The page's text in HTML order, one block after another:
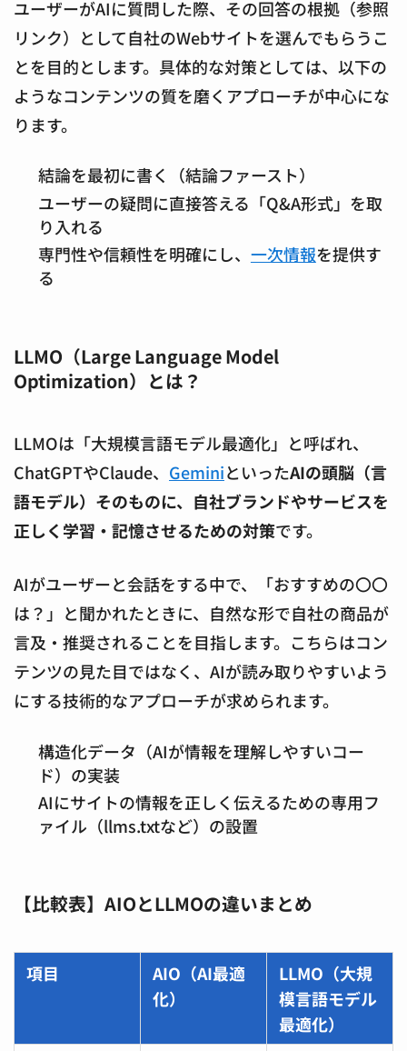
ユーザーがAIに質問した際、その回答の根拠（参照
リンク）として自社のWebサイトを選んでもらうこ
とを目的とします。具体的な対策としては、以下の
ようなコンテンツの質を磨くアプローチが中心にな
ります。
結論を最初に書く（結論ファースト）
ユーザーの疑問に直接答える「Q&A形式」を取
り入れる
専門性や信頼性を明確にし、 一次情報を提供す
る
LLMO（Large Language Model
Optimization）とは？
LLMOは「大規模言語モデル最適化」と呼ばれ、
ChatGPTやClaude、 GeminiといったAIの頭脳（言
語モデル）そのものに、自社ブランドやサービスを
正しく学習・記憶させるための対策です。
AIがユーザーと会話をする中で、「おすすめの〇〇
は？」と聞かれたときに、自然な形で自社の商品が
言及・推奨されることを目指します。こちらはコン
テンツの見た目ではなく、AIが読み取りやすいよう
にする技術的なアプローチが求められます。
構造化データ（AIが情報を理解しやすいコー
ド）の実装
AIにサイトの情報を正しく伝えるための専用フ
ァイル（llms.txtなど）の設置
【比較表】AIOとLLMOの違いまとめ
項目
AIO（AI最適
化）
LLMO（大規
模言語モデル
最適化）